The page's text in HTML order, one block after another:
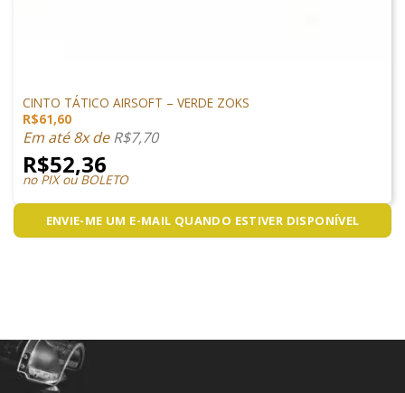
CINTO TÁTICO AIRSOFT – VERDE ZOKS
R$61,60
Em até 8x deR$7,70
R$52,36
no PIX ou BOLETO
ENVIE-ME UM E-MAIL QUANDO ESTIVER DISPONÍVEL